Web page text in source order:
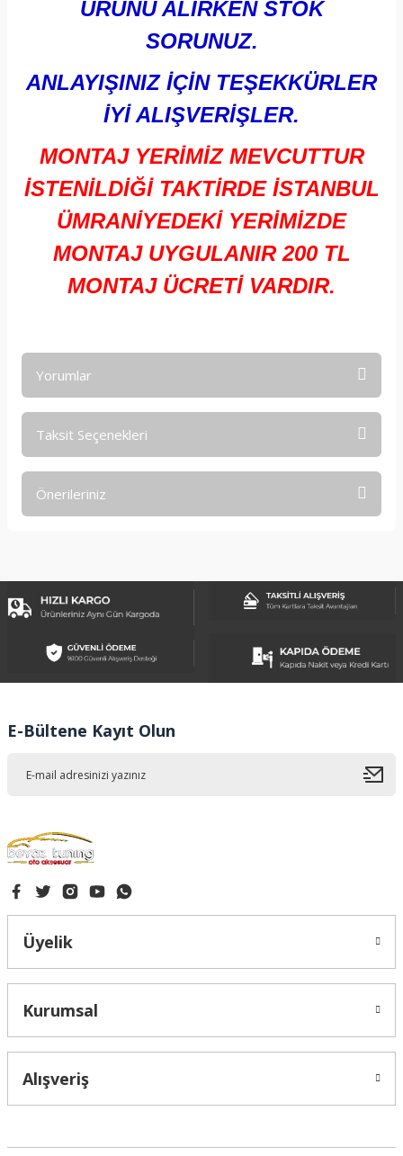
ÜRÜNÜ ALIRKEN STOK
SORUNUZ.
ANLAYIŞINIZ İÇİN TEŞEKKÜRLER
İYİ ALIŞVERİŞLER.
MONTAJ YERİMİZ MEVCUTTUR
İSTENİLDİĞİ TAKTİRDE İSTANBUL
ÜMRANİYEDEKİ YERİMİZDE
MONTAJ UYGULANIR 200 TL
MONTAJ ÜCRETİ VARDIR.
Yorumlar
Taksit Seçenekleri
Önerileriniz
Görüş ve önerileriniz için teşekkür ederiz.
Ürün açıklamasında eksik bilgiler bulunuyor.
Ürün bilgilerinde hatalar bulunuyor.
Bu ürüne benzer farklı alternatifler olmalı.
E-Bültene Kayıt Olun
Üyelik
Kurumsal
Alışveriş